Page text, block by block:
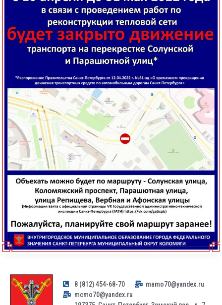
8 (812) 454-68-70
mamo70@yandex.ru
mcmo70@yandex.ru